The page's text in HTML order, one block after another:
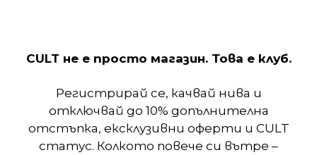
Подобни продукти
CULT не е просто магазин. Това е клуб.
Регистрирай се, качвай нива и
отключвай до 10% допълнителна
отстъпка, ексклузивни оферти и CULT
статус. Колкото повече си вътре –